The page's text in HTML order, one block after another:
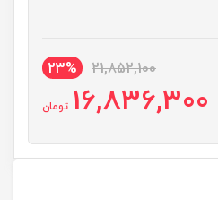
21,852,100
23%
16,836,300 تومان